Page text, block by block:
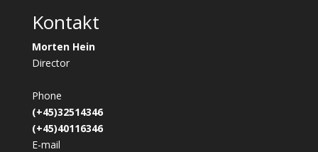
Kontakt
Morten Hein
Director
Phone
(+45)32514346
(+45)40116346
E-mail